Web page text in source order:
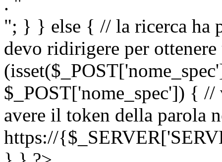
"; } } else { // la ricerca ha
devo ridirigere per
$_POST['nome_spec']) {
avere il token della parola
https://